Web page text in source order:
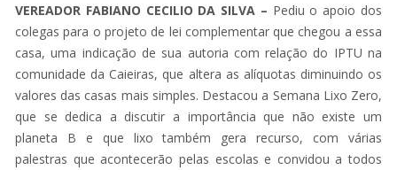
VEREADOR FABIANO CECILIO DA SILVA – Pediu o apoio dos
colegas para o projeto de lei complementar que chegou a essa
casa, uma indicação de sua autoria com relação do IPTU na
comunidade da Caieiras, que altera as alíquotas diminuindo os
valores das casas mais simples. Destacou a Semana Lixo Zero,
que se dedica a discutir a importância que não existe um
planeta B e que lixo também gera recurso, com várias
palestras que acontecerão pelas escolas e convidou a todos